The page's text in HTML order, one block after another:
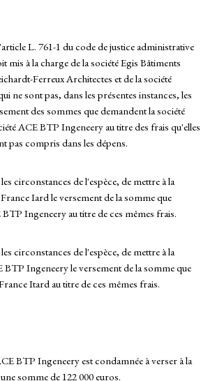
L. 761-1 du code de justice administrative
mis à la charge de la société Egis Bâtiments
Ferreux Architectes et de la société
ne sont pas, dans les présentes instances, les
des sommes que demandent la société
ACE BTP Ingeneery au titre des frais qu'elles
pas compris dans les dépens.
circonstances de l'espèce, de mettre à la
Iard le versement de la somme que
Ingeneery au titre de ces mêmes frais.
circonstances de l'espèce, de mettre à la
BTP Ingeneery le versement de la somme que
Itard au titre de ces mêmes frais.
BTP Ingeneery est condamnée à verser à la
somme de 122 000 euros.